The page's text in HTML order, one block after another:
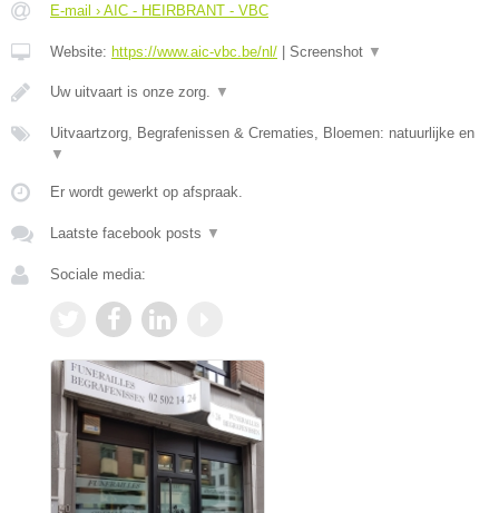
E-mail › AIC - HEIRBRANT - VBC
Website: https://www.aic-vbc.be/nl/ | Screenshot ▼
Uw uitvaart is onze zorg. ▼
Uitvaartzorg, Begrafenissen & Crematies, Bloemen: natuurlijke en
▼
Er wordt gewerkt op afspraak.
Laatste facebook posts ▼
Sociale media: